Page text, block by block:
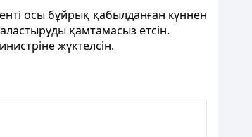
осы бұйрық қабылданған күннен
қамтамасыз етсін.
жүктелсін.